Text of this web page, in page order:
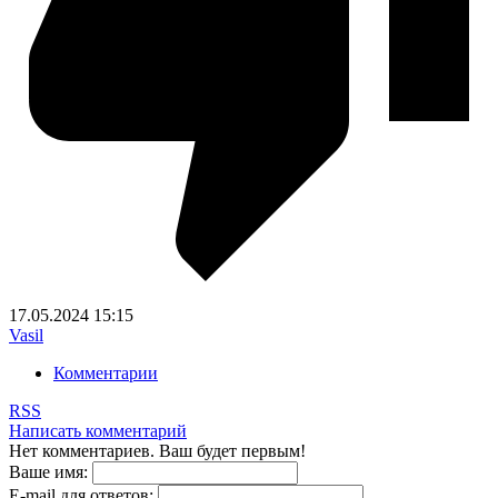
17.05.2024 15:15
Vasil
Комментарии
RSS
Написать комментарий
Нет комментариев. Ваш будет первым!
Ваше имя: